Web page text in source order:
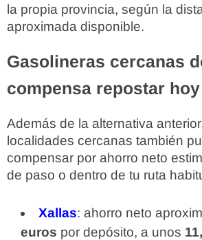
la propia provincia, según la
aproximada disponible.
Gasolineras cercanas
compensa repostar hoy
Además de la alternativa
localidades cercanas también
compensar por ahorro neto
de paso o dentro de tu ruta
Xallas: ahorro neto
euros por depósito, a unos